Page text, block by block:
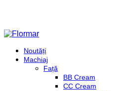
Noutăți
Machiaj
Față
BB Cream
CC Cream